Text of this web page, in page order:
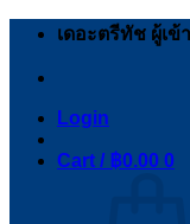
Skip
เดอะตรีทัช ผู้เ
Login
Cart / ฿0.00 0